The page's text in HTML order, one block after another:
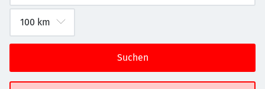
Suchen